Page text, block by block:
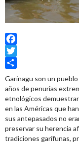
Facebook
Twitter
Share
Garinagu son un
años de penurias
etnológicos
en las Américas que
sus antepasados no
preservar su herencia
tradiciones garífunas,